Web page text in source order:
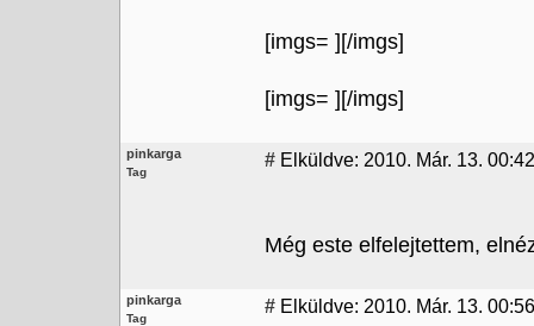
[imgs= ][/imgs]
[imgs= ][/imgs]
pinkarga
Tag
# Elküldve: 2010. Már. 13.
Még este elfelejtettem,
pinkarga
Tag
# Elküldve: 2010. Már. 13. 00:56